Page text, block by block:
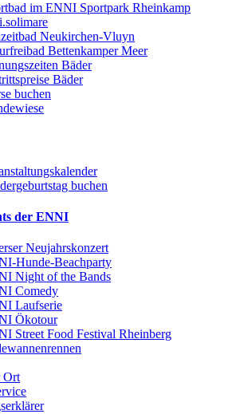
im ENNI Sportpark Rheinkamp
Neukirchen-Vluyn
Bettenkamper Meer
Bäder
Bäder
buchen
buchen
der ENNI
Neujahrskonzert
Hunde-Beachparty
Night of the Bands
Comedy
Laufserie
Ökotour
Street Food Festival Rheinberg
Ort